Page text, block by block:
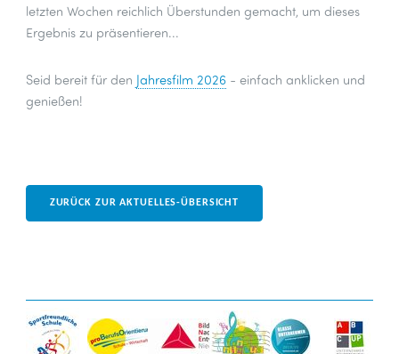
letzten Wochen reichlich Überstunden gemacht, um dieses
Ergebnis zu präsentieren...
Seid bereit für den Jahresfilm 2026 - einfach anklicken und
genießen!
ZURÜCK ZUR AKTUELLES-ÜBERSICHT